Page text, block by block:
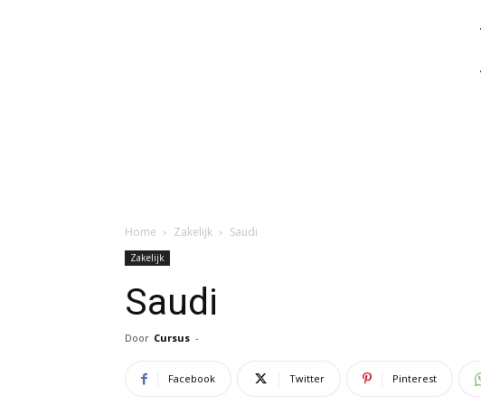
Home Zakelijk Saudi
Zakelijk
Saudi
Door Cursus -
Facebook Twitter Pinterest